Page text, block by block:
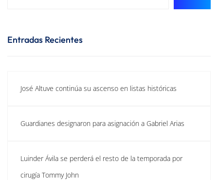
Entradas Recientes
José Altuve continúa su ascenso en listas históricas
Guardianes designaron para asignación a Gabriel Arias
Luinder Ávila se perderá el resto de la temporada por
cirugía Tommy John